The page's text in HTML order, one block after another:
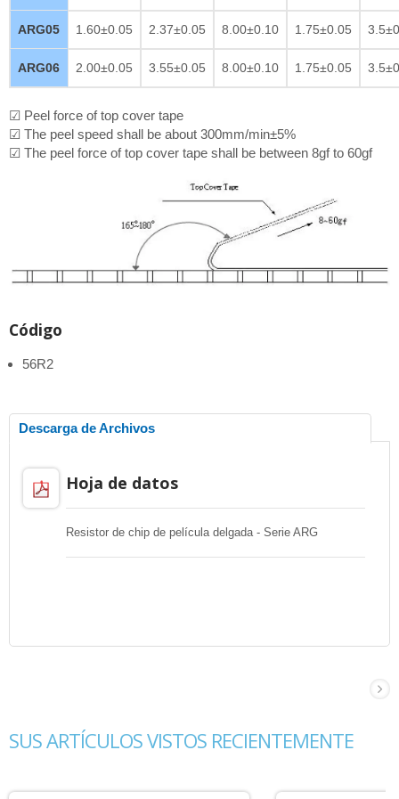
ARG05 1.60±0.05 2.37±0.05 8.00±0.10 1.75±0.05
ARG06 2.00±0.05 3.55±0.05 8.00±0.10 1.75±0.05
☑ Peel force of top cover tape
☑ The peel speed shall be about 300mm/min±5%
☑ The peel force of top cover tape shall be between 8gf to 60gf
Código
56R2
Descarga de Archivos
Hoja de datos
Resistor de chip de película delgada - Serie ARG
SUS ARTÍCULOS VISTOS RECIENTEMENTE